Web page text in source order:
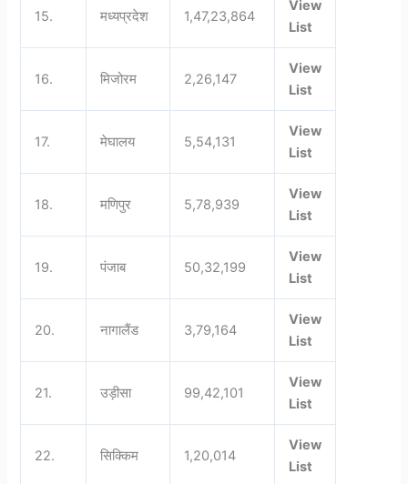
15. मध्यप्रदेश 1,47,23,864
View
List
16. मिजोरम 2,26,147
View
List
17. मेघालय 5,54,131
View
List
18. मणिपुर 5,78,939
View
List
19. पंजाब 50,32,199
View
List
20. नागालैंड 3,79,164
View
List
21. उड़ीसा 99,42,101
View
List
22. सिक्किम 1,20,014
View
List